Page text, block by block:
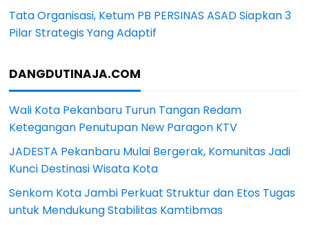
Tata Organisasi, Ketum PB PERSINAS ASAD Siapkan 3
Pilar Strategis Yang Adaptif
DANGDUTINAJA.COM
Wali Kota Pekanbaru Turun Tangan Redam
Ketegangan Penutupan New Paragon KTV
JADESTA Pekanbaru Mulai Bergerak, Komunitas Jadi
Kunci Destinasi Wisata Kota
Senkom Kota Jambi Perkuat Struktur dan Etos Tugas
untuk Mendukung Stabilitas Kamtibmas